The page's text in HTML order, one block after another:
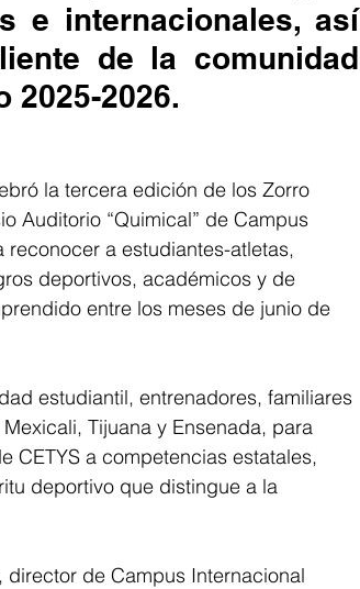
e internacionales, así
de la comunidad
2025-2026.
la tercera edición de los Zorro
Auditorio “Quimical” de Campus
a estudiantes-atletas,
deportivos, académicos y de
entre los meses de junio de
estudiantil, entrenadores, familiares
Tijuana y Ensenada, para
CETYS a competencias estatales,
deportivo que distingue a la
director de Campus Internacional